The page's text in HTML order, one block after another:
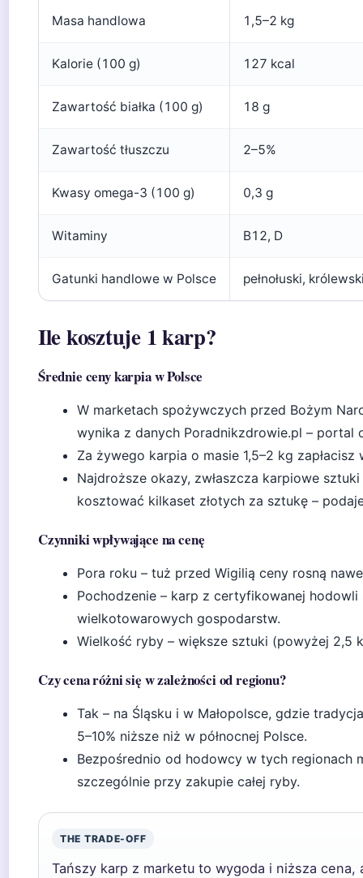
Masa handlowa 1,5–2 kg
Kalorie (100 g) 127 kcal
Zawartość białka (100 g) 18 g
Zawartość tłuszczu 2–5%
Kwasy omega-3 (100 g) 0,3 g
Witaminy B12, D
Gatunki handlowe w Polsce pełnołuski,
Ile kosztuje 1 karp?
Średnie ceny karpia w Polsce
W marketach spożywczych przed Bożym
wynika z danych Poradnikzdrowie.pl – portal
Za żywego karpia o masie 1,5–2 kg zapłacisz
Najdroższe okazy, zwłaszcza karpiowe
kosztować kilkaset złotych za sztukę –
Czynniki wpływające na cenę
Pora roku – tuż przed Wigilią ceny rosną
Pochodzenie – karp z certyfikowanej
wielkotowarowych gospodarstw.
Wielkość ryby – większe sztuki (powyżej 2,5
Czy cena różni się w zależności od regionu?
Tak – na Śląsku i w Małopolsce, gdzie
5–10% niższe niż w północnej Polsce.
Bezpośrednio od hodowcy w tych regionach
szczególnie przy zakupie całej ryby.
THE TRADE-OFF
Tańszy karp z marketu to wygoda i niższa